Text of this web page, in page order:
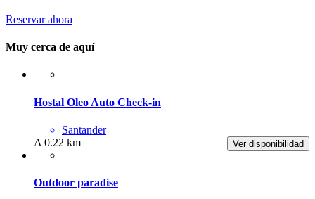
Reservar ahora
Muy cerca de aquí
Hostal Oleo Auto Check-in
Santander
Ver disponibilidad
A 0.22 km
Outdoor paradise